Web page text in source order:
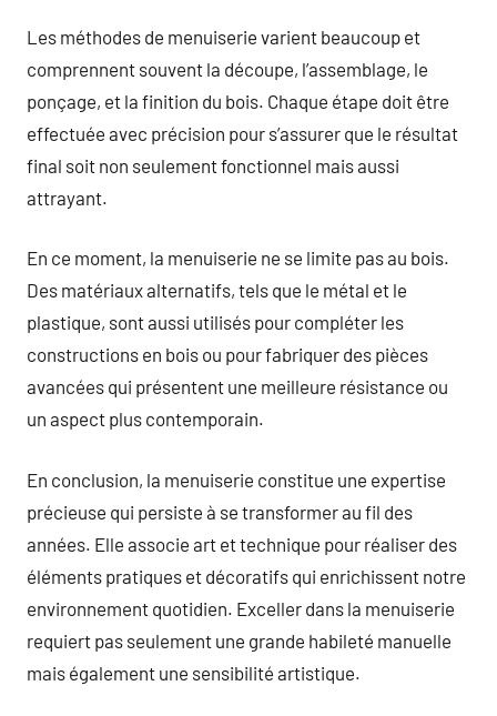
Les méthodes de menuiserie varient beaucoup et
comprennent souvent la découpe, l’assemblage, le
ponçage, et la finition du bois. Chaque étape doit être
effectuée avec précision pour s’assurer que le résultat
final soit non seulement fonctionnel mais aussi
attrayant.
En ce moment, la menuiserie ne se limite pas au bois.
Des matériaux alternatifs, tels que le métal et le
plastique, sont aussi utilisés pour compléter les
constructions en bois ou pour fabriquer des pièces
avancées qui présentent une meilleure résistance ou
un aspect plus contemporain.
En conclusion, la menuiserie constitue une expertise
précieuse qui persiste à se transformer au fil des
années. Elle associe art et technique pour réaliser des
éléments pratiques et décoratifs qui enrichissent notre
environnement quotidien. Exceller dans la menuiserie
requiert pas seulement une grande habileté manuelle
mais également une sensibilité artistique.